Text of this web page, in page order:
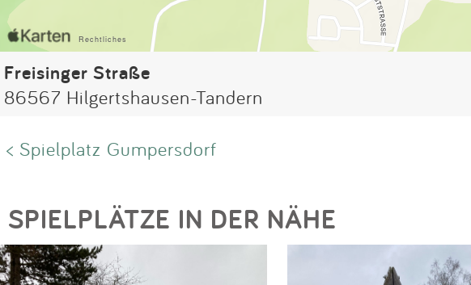
Freisinger Straße
86567 Hilgertshausen-Tandern
< Spielplatz Gumpersdorf
SPIELPLÄTZE IN DER NÄHE